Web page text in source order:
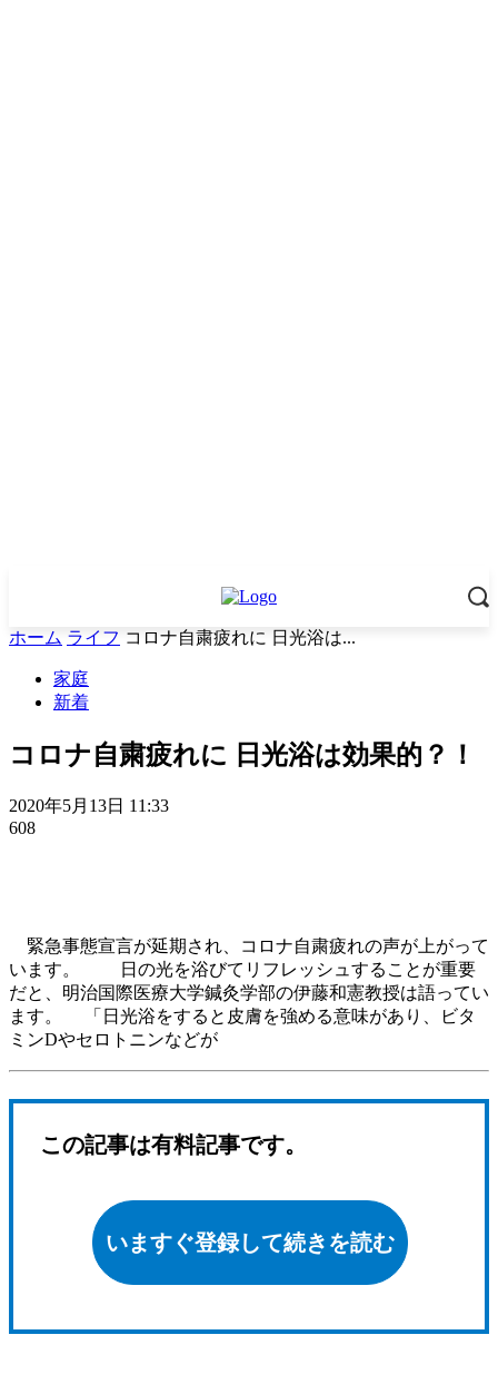
ホーム ライフ コロナ自粛疲れに 日光浴は...
家庭
新着
コロナ自粛疲れに 日光浴は効果的？！
2020年5月13日 11:33
608
緊急事態宣言が延期され、コロナ自粛疲れの声が上がって
います。 日の光を浴びてリフレッシュすることが重要
だと、明治国際医療大学鍼灸学部の伊藤和憲教授は語ってい
ます。 「日光浴をすると皮膚を強める意味があり、ビタ
ミンDやセロトニンなどが
この記事は有料記事です。
いますぐ登録して続きを読む